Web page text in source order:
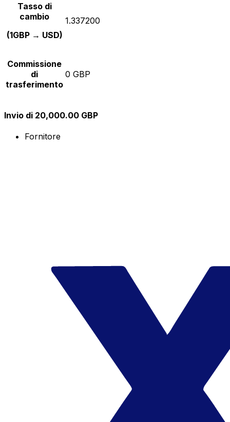
Tasso di
cambio
(1GBP → USD)
1.337200
Commissione
di
trasferimento
0 GBP
Invio di 20,000.00 GBP
Fornitore